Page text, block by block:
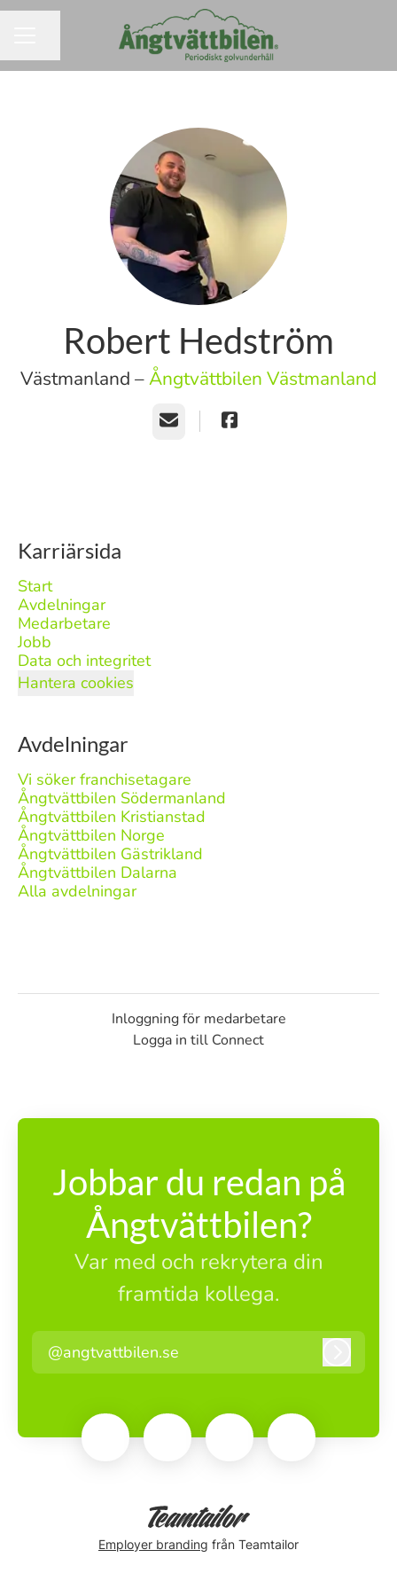
Robert Hedström
Västmanland –Ångtvättbilen Västmanland
E-post
Karriärsida
Start
Avdelningar
Medarbetare
Jobb
Data och integritet
Hantera cookies
Avdelningar
Vi söker franchisetagare
Ångtvättbilen Södermanland
Ångtvättbilen Kristianstad
Ångtvättbilen Norge
Ångtvättbilen Gästrikland
Ångtvättbilen Dalarna
Alla avdelningar
Inloggning för medarbetare
Logga in till Connect
Jobbar du redan på
Ångtvättbilen?
Var med och rekrytera din
framtida kollega.
@angtvattbilen.se
Employer branding från Teamtailor